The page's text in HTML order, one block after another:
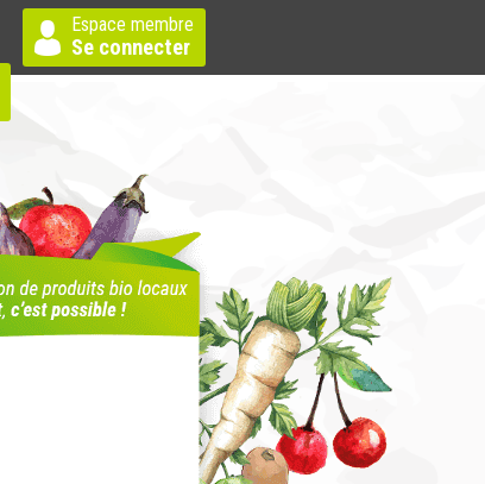
Espace membre
Se connecter